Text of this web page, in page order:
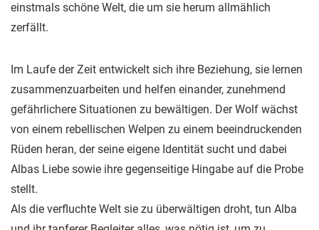
einstmals schöne Welt, die um sie herum allmählich
zerfällt.
Im Laufe der Zeit entwickelt sich ihre Beziehung, sie lernen
zusammenzuarbeiten und helfen einander, zunehmend
gefährlichere Situationen zu bewältigen. Der Wolf wächst
von einem rebellischen Welpen zu einem beeindruckenden
Rüden heran, der seine eigene Identität sucht und dabei
Albas Liebe sowie ihre gegenseitige Hingabe auf die Probe
stellt.
Als die verfluchte Welt sie zu überwältigen droht, tun Alba